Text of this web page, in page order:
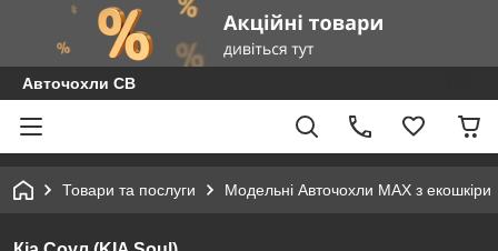
Авточохли СВ
Товари та послуги Модельні Авточохли MAX з екошкіри